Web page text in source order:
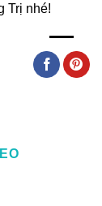
Trị nhé!